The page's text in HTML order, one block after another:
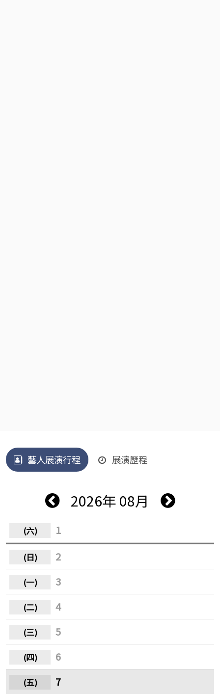
藝人展演行程 展演歷程
2026年 08月
1
2
3
4
5
6
7